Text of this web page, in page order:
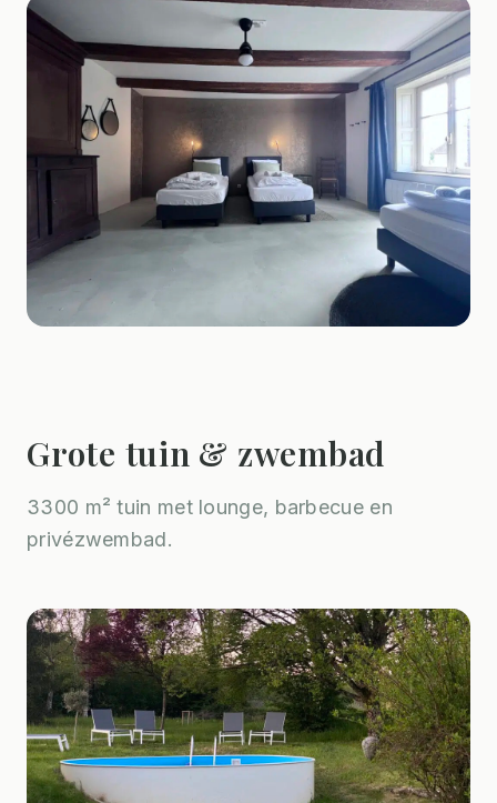
Grote tuin & zwembad
3300 m² tuin met lounge, barbecue en
privézwembad.